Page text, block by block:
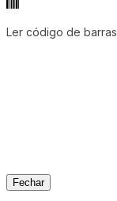
Ler código de barras
Fechar